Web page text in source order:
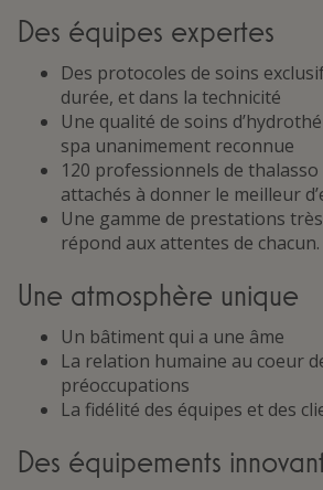
Des équipes expertes
Des protocoles de soins
durée, et dans la technicité
Une qualité de soins
spa unanimement reconnue
120 professionnels de
attachés à donner le meilleur
Une gamme de prestations
répond aux attentes de chacun.
Une atmosphère unique
Un bâtiment qui a une âme
La relation humaine au coeur
préoccupations
La fidélité des équipes et des
Des équipements